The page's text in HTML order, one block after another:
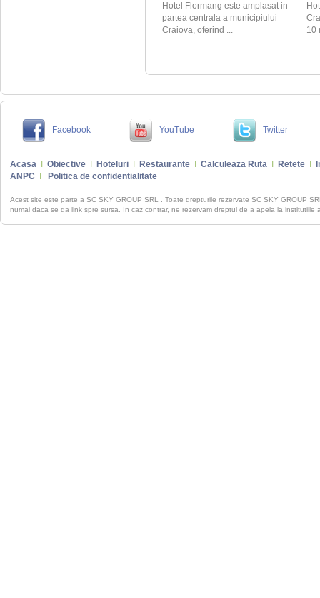
Hotel Flormang este amplasat in
partea centrala a municipiului
Craiova, oferind ...
10
Facebook YouTube Twitter
Acasa Obiective Hoteluri Restaurante Calculeaza Ruta Retete
ANPC
Politica de confidentialitate
Acest site este parte a SC SKY GROUP SRL . Toate drepturile rezervate SC SKY GROUP
numai daca se da link spre sursa. In caz contrar, ne rezervam dreptul de a apela la institutiile